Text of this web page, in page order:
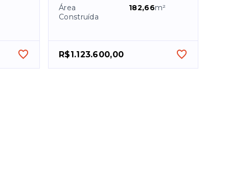
Área
Construída
182,66m²
R$1.123.600,00